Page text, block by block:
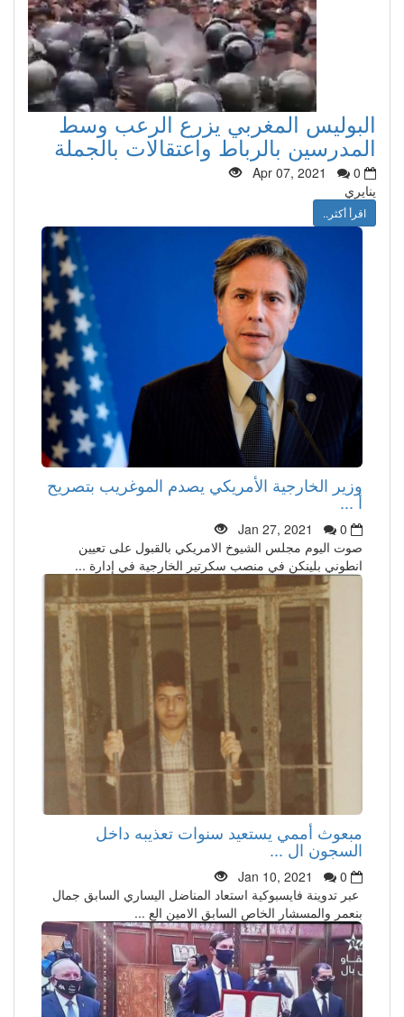
البوليس المغربي يزرع الرعب وسط
المدرسين بالرباط واعتقالات بالجملة
Apr 07, 2021
0
ينايري
اقرأ أكثر..
وزير الخارجية الأمريكي يصدم الموغريب بتصريح
أ ...
Jan 27, 2021
0
صوت اليوم مجلس الشيوخ الامريكي بالقبول على تعيين
انطوني بلينكن في منصب سكرتير الخارجية في إدارة ...
مبعوث أممي يستعيد سنوات تعذيبه داخل
السجون ال ...
Jan 10, 2021
0
عبر تدوينة فايسبوكية استعاد المناضل اليساري السابق جمال
بنعمر والمسشار الخاص السابق الامين الع ...